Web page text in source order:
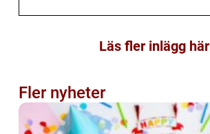
Läs fler inlägg här
Fler nyheter